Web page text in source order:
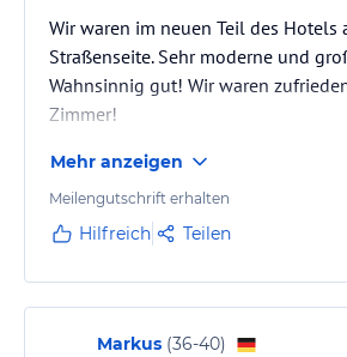
Wir waren im neuen Teil des Hotels
Straßenseite. Sehr moderne und
Wahnsinnig gut! Wir waren
Zimmer!
Mehr anzeigen
Meilengutschrift erhalten
Hilfreich Teilen
Markus (36-40)